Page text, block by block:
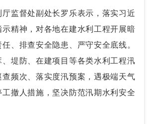
督处副处长罗乐表示，落实习近
精神，对各地在建水利工程开展暗
、排查安全隐患、严守安全底线。
、堤防、在建项目等各类水利工程汛
频次、落实度汛预案，遇极端天气
撤人措施，坚决防范汛期水利安全